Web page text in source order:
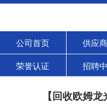
公司首页 供应
荣誉认证 招聘
【回收欧姆